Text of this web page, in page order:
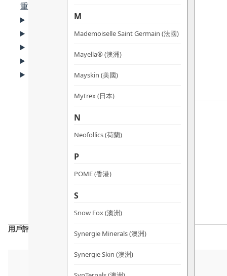
M
Mademoiselle Saint Germain (法國)
Mayella® (澳洲)
Mayskin (美國)
Mytrex (日本)
N
Neofollics (荷蘭)
P
POME (香港)
S
Snow Fox (澳洲)
Synergie Minerals (澳洲)
Synergie Skin (澳洲)
重拾清爽平滑。
為什麼選擇 Botani 清肌潔體皂?
核心成份拆解
常見問題 (FAQ)
使用方法及注意事項
用戶評價